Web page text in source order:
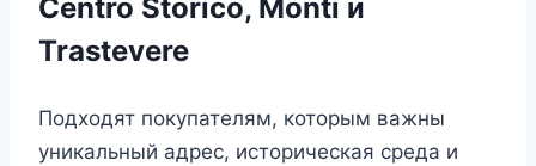
Centro Storico, Monti и
Trastevere
Подходят покупателям, которым важны
уникальный адрес, историческая среда и